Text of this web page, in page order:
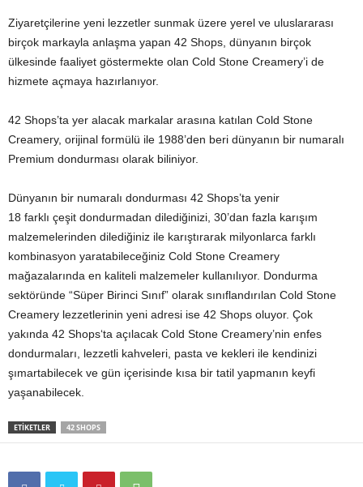
Ziyaretçilerine yeni lezzetler sunmak üzere yerel ve uluslararası
birçok markayla anlaşma yapan 42 Shops, dünyanın birçok
ülkesinde faaliyet göstermekte olan Cold Stone Creamery’i de
hizmete açmaya hazırlanıyor.
42 Shops’ta yer alacak markalar arasına katılan Cold Stone
Creamery, orijinal formülü ile 1988’den beri dünyanın bir numaralı
Premium dondurması olarak biliniyor.
Dünyanın bir numaralı dondurması 42 Shops’ta yenir
18 farklı çeşit dondurmadan dilediğinizi, 30’dan fazla karışım
malzemelerinden dilediğiniz ile karıştırarak milyonlarca farklı
kombinasyon yaratabileceğiniz Cold Stone Creamery
mağazalarında en kaliteli malzemeler kullanılıyor. Dondurma
sektöründe “Süper Birinci Sınıf” olarak sınıflandırılan Cold Stone
Creamery lezzetlerinin yeni adresi ise 42 Shops oluyor. Çok
yakında 42 Shops‘ta açılacak Cold Stone Creamery’nin enfes
dondurmaları, lezzetli kahveleri, pasta ve kekleri ile kendinizi
şımartabilecek ve gün içerisinde kısa bir tatil yapmanın keyfi
yaşanabilecek.
ETİKETLER 42 SHOPS